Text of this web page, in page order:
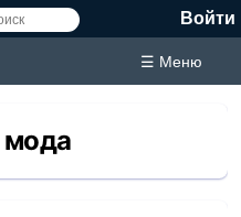
Войти
☰ Меню
мода